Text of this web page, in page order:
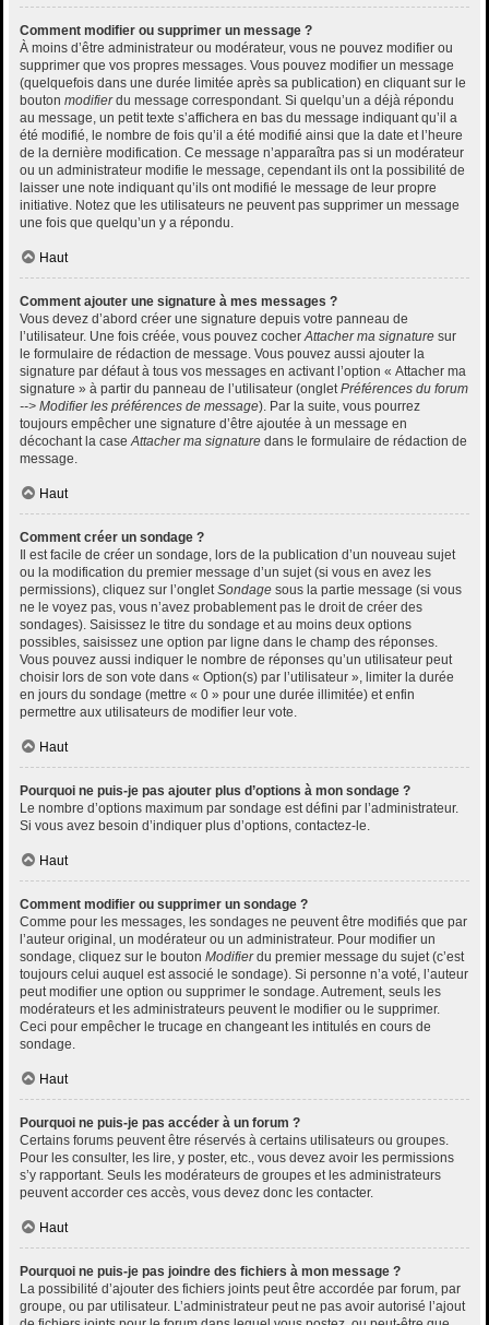
Comment modifier ou supprimer un message ?
À moins d’être administrateur ou modérateur, vous ne pouvez modifier ou
supprimer que vos propres messages. Vous pouvez modifier un message
(quelquefois dans une durée limitée après sa publication) en cliquant sur le
bouton modifierdu message correspondant. Si quelqu’un a déjà répondu
au message, un petit texte s’affichera en bas du message indiquant qu’il a
été modifié, le nombre de fois qu’il a été modifié ainsi que la date et l’heure
de la dernière modification. Ce message n’apparaîtra pas si un modérateur
ou un administrateur modifie le message, cependant ils ont la possibilité de
laisser une note indiquant qu’ils ont modifié le message de leur propre
initiative. Notez que les utilisateurs ne peuvent pas supprimer un message
une fois que quelqu’un y a répondu.
Haut
Comment ajouter une signature à mes messages ?
Vous devez d’abord créer une signature depuis votre panneau de
l’utilisateur. Une fois créée, vous pouvez cocherAttacher ma signature sur
le formulaire de rédaction de message. Vous pouvez aussi ajouter la
signature par défaut à tous vos messages en activant l’option « Attacher ma
signature » à partir du panneau de l’utilisateur (ongletPréférences du forum
--> Modifier les préférences de message). Par la suite, vous pourrez
toujours empêcher une signature d’être ajoutée à un message en
décochant la caseAttacher ma signature dans le formulaire de rédaction de
message.
Haut
Comment créer un sondage ?
Il est facile de créer un sondage, lors de la publication d’un nouveau sujet
ou la modification du premier message d’un sujet (si vous en avez les
permissions), cliquez sur l’ongletSondage sous la partie message (si vous
ne le voyez pas, vous n’avez probablement pas le droit de créer des
sondages). Saisissez le titre du sondage et au moins deux options
possibles, saisissez une option par ligne dans le champ des réponses.
Vous pouvez aussi indiquer le nombre de réponses qu’un utilisateur peut
choisir lors de son vote dans « Option(s) par l’utilisateur », limiter la durée
en jours du sondage (mettre « 0 » pour une durée illimitée) et enfin
permettre aux utilisateurs de modifier leur vote.
Haut
Pourquoi ne puis-je pas ajouter plus d’options à mon sondage ?
Le nombre d’options maximum par sondage est défini par l’administrateur.
Si vous avez besoin d’indiquer plus d’options, contactez-le.
Haut
Comment modifier ou supprimer un sondage ?
Comme pour les messages, les sondages ne peuvent être modifiés que par
l’auteur original, un modérateur ou un administrateur. Pour modifier un
sondage, cliquez sur le bouton Modifierdu premier message du sujet (c’est
toujours celui auquel est associé le sondage). Si personne n’a voté, l’auteur
peut modifier une option ou supprimer le sondage. Autrement, seuls les
modérateurs et les administrateurs peuvent le modifier ou le supprimer.
Ceci pour empêcher le trucage en changeant les intitulés en cours de
sondage.
Haut
Pourquoi ne puis-je pas accéder à un forum ?
Certains forums peuvent être réservés à certains utilisateurs ou groupes.
Pour les consulter, les lire, y poster, etc., vous devez avoir les permissions
s’y rapportant. Seuls les modérateurs de groupes et les administrateurs
peuvent accorder ces accès, vous devez donc les contacter.
Haut
Pourquoi ne puis-je pas joindre des fichiers à mon message ?
La possibilité d’ajouter des fichiers joints peut être accordée par forum, par
groupe, ou par utilisateur. L’administrateur peut ne pas avoir autorisé l’ajout